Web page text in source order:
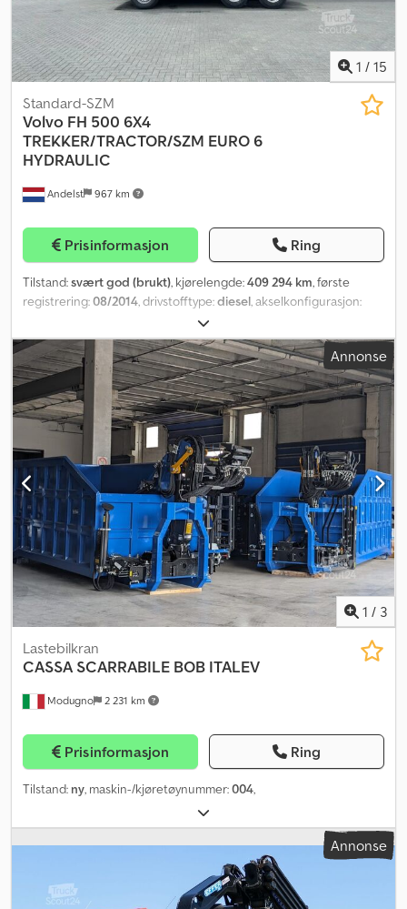
1 / 15
Andelst 967 km
Standard-SZM
Volvo FH 500 6X4
TREKKER/TRACTOR/SZM EURO 6
HYDRAULIC
Prisinformasjon Ring
Tilstand:svært god (brukt), kjørelengde:409 294 km, første
registrering:08/2014, drivstofftype:diesel, akselkonfigurasjon:
, drivstoff:
kapasitet:600 l, bremser:motorbremsing, farge:grønn, førerhus:
sovehytte, girtype:automatisk, utslippsklasse:Euro 6, Byggeår:
2014, Utstyr:
ABS, AdBlue, aircondition, cruise control, elektrisk
justerbart speil, elektrisk vindusregulering, kjøleskap,
navigasjonssystem, parkeringsvarmer, partikkelfilter, sentral
låsing, spoiler, tåkelys
Annonse
1 / 3
Modugno 2 231 km
Lastebilkran
CASSA SCARRABILE BOB ITALEV
Prisinformasjon Ring
Tilstand: ny, maskin-/kjøretøynummer:004,
Annonse